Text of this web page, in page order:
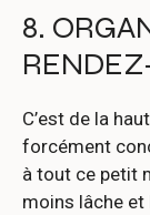
8.
C’est de la
forcément
à tout ce petit
moins lâche et